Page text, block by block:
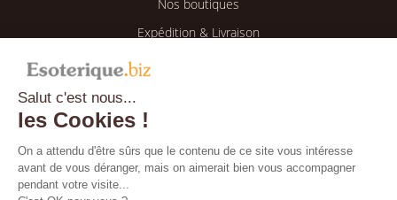
Salut c'est nous...
les Cookies !
On a attendu d'être sûrs que le contenu de ce site vous intéresse
avant de vous déranger, mais on aimerait bien vous accompagner
pendant votre visite...
Nos boutiques
Expédition & Livraison
Retour & Remboursement
Mon compte
Mes informations